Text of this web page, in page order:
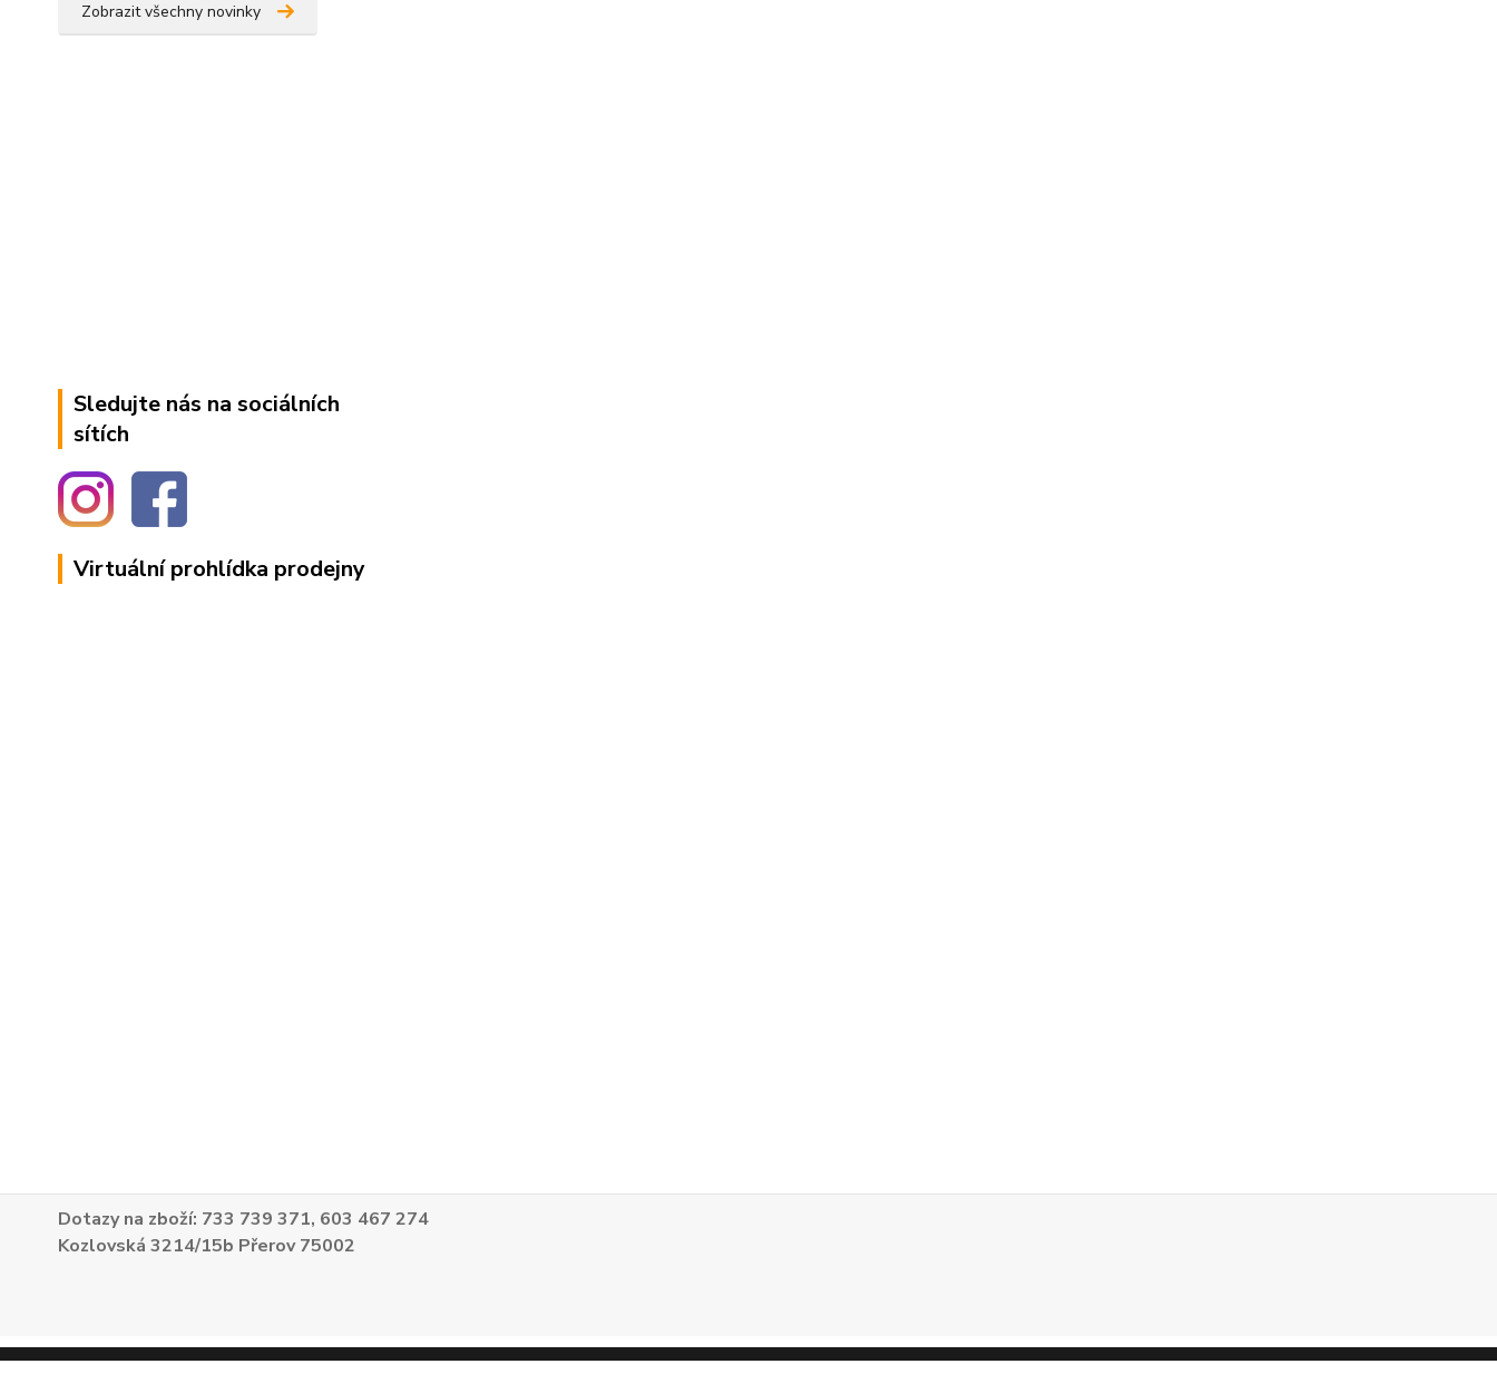
Zobrazit všechny novinky
Sledujte nás na sociálních
sítích
Virtuální prohlídka prodejny
Dotazy na zboží: 733 739 371, 603 467 274
Kozlovská 3214/15b Přerov 75002